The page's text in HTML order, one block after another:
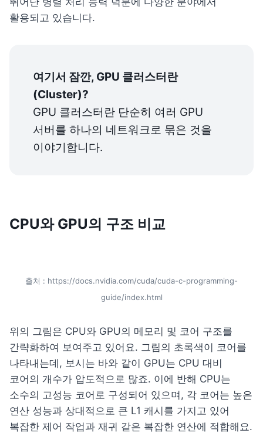
활용되고 있습니다.
여기서 잠깐, GPU 클러스터란
GPU 클러스터란 단순히 여러 GPU
서버를 하나의 네트워크로 묶은 것을
이야기합니다.
CPU와 GPU의 구조 비교
출처 : https://docs.nvidia.com/cuda/cuda-c-programming-
guide/index.html
위의 그림은 CPU와 GPU의 메모리 및 코어 구조를
간략화하여 보여주고 있어요. 그림의 초록색이 코어를
나타내는데, 보시는 바와 같이 GPU는 CPU 대비
코어의 개수가 압도적으로 많죠. 이에 반해 CPU는
소수의 고성능 코어로 구성되어 있으며, 각 코어는 높은
연산 성능과 상대적으로 큰 L1 캐시를 가지고 있어
복잡한 제어 작업과 재귀 같은 복잡한 연산에 적합해요.